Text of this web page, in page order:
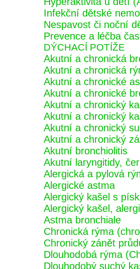
Infekční dětské
Nespavost či noční
Prevence a léčba
DÝCHACÍ POTÍŽE
Akutní a chronická
Akutní a chronická
Akutní a chronické
Akutní a chronické
Akutní a chronický
Akutní a chronický
Akutní a chronický
Akutní a chronický
Akutní bronchiolitis
Akutní laryngitidy,
Alergická a pylová
Alergické astma
Alergický kašel s
Alergický kašel,
Astma bronchiale
Chronická rýma
Chronický zánět
Dlouhodobá rýma
Dlouhodobý suchý